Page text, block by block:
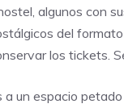
algunos con
del
los tickets.
un espacio